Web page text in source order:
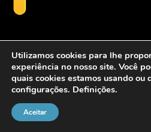
2026 - Personalcob - CNPJ:
Utilizamos cookies para lhe
experiência no nosso site. Você
quais cookies estamos usando ou
configurações. Definições.
Aceitar